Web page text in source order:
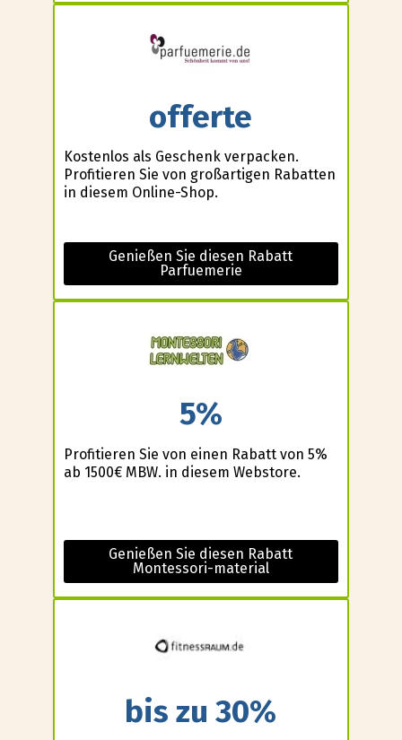
offerte
Kostenlos als Geschenk verpacken.
Profitieren Sie von großartigen Rabatten
in diesem Online-Shop.
Genießen Sie diesen Rabatt
Parfuemerie
5%
Profitieren Sie von einen Rabatt von 5%
ab 1500€ MBW. in diesem Webstore.
Genießen Sie diesen Rabatt
Montessori-material
bis zu 30%